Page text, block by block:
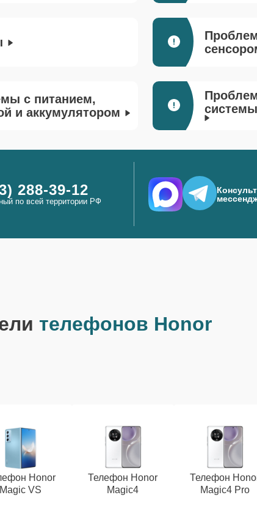
с питанием,
и аккумулятором
288-39-12
по всей территории РФ
телефонов Honor
Honor
Magic VS
Телефон Honor
Magic4
Телефон
Magic4 Pro